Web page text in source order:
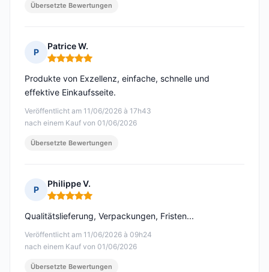
Übersetzte Bewertungen
P
Patrice W.
Hinweis: 5 von 5
Veröffentlicht am 11/06/2026 à 17h43
nach einem Kauf von 01/06/2026
Produkte von Exzellenz, einfache, schnelle und
effektive Einkaufsseite.
Übersetzte Bewertungen
P
Philippe V.
Hinweis: 5 von 5
Veröffentlicht am 11/06/2026 à 09h24
nach einem Kauf von 01/06/2026
Qualitätslieferung, Verpackungen, Fristen...
Übersetzte Bewertungen